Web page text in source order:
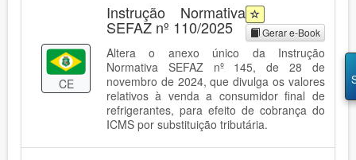
CE
Instrução Normativa
SEFAZ nº 110/2025 Gerar e-Book
Altera o anexo único da Instrução
Normativa SEFAZ nº 145, de 28 de
novembro de 2024, que divulga os valores
relativos à venda a consumidor final de
refrigerantes, para efeito de cobrança do
ICMS por substituição tributária.